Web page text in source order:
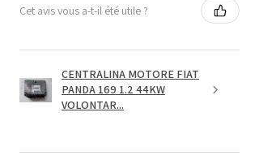
Cet avis vous a-t-il été utile ?
CENTRALINA MOTORE FIAT
PANDA 169 1.2 44KW
VOLONTAR...